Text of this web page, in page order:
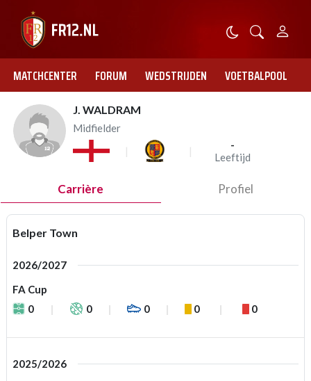
MATCHCENTER FORUM WEDSTRIJDEN VOETBALPOOL
J. WALDRAM
Midfielder
-
Leeftijd
Carrière Profiel
Belper Town
2026/2027
FA Cup
0
0 0 0 0
2025/2026